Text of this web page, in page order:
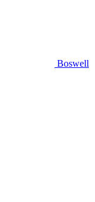
Boswell